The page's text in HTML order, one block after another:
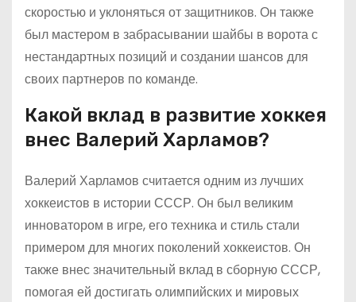
скоростью и уклоняться от защитников. Он также
был мастером в забрасывании шайбы в ворота с
нестандартных позиций и создании шансов для
своих партнеров по команде.
Какой вклад в развитие хоккея
внес Валерий Харламов?
Валерий Харламов считается одним из лучших
хоккеистов в истории СССР. Он был великим
инноватором в игре, его техника и стиль стали
примером для многих поколений хоккеистов. Он
также внес значительный вклад в сборную СССР,
помогая ей достигать олимпийских и мировых